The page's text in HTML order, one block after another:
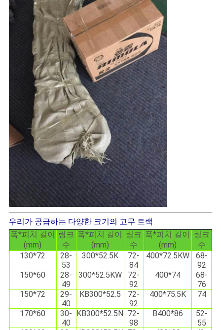
우리가 공급하는 다양한 크기의 고무 트랙
폭*피치 길이
(mm)
링크
수
폭*피치 길이
(mm)
링크
수
폭*피치 길이
(mm)
링크
수
130*72
28-
53
300*52.5K
72-
84
400*72.5KW
68-
92
150*60
28-
49
300*52.5KW
72-
92
400*74
68-
76
150*72
29-
40
KB300*52.5
72-
92
400*75.5K 74
170*60
30-
40
KB300*52.5N 72-
98
B400*86
52-
55